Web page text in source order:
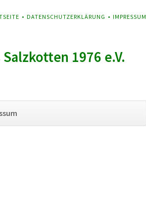
DATENSCHUTZERKLÄRUNG IMPRESSUM
1976 e.V.
überspringen